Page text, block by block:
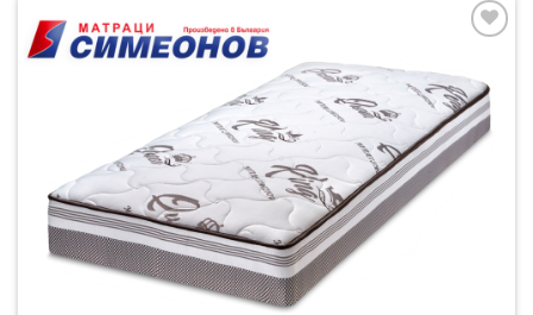
списъка с
харесани
продукти